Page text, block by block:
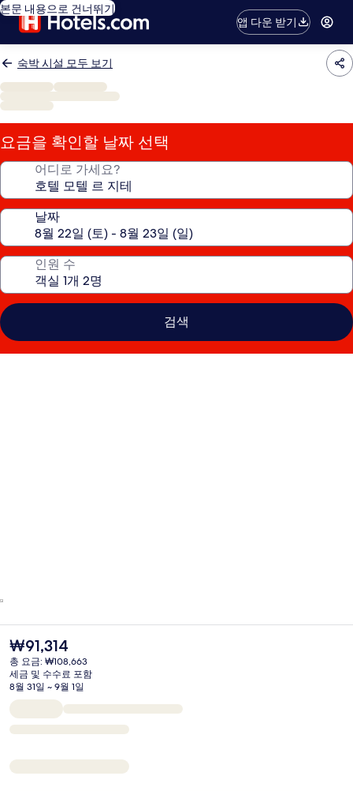
본문 내용으로 건너뛰기
앱 다운 받기
숙박 시설 모두 보기
요금을 확인할 날짜 선택
어디로 가세요?
날짜
인원 수
검색
현
재
가
격
은
₩91,314
₩91,314
총 요금: ₩108,663
세금 및 수수료 포함
8월 31일 ~ 9월 1일